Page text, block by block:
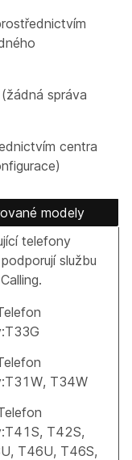
správa
centra
modely
telefony
službu
T34W
T42S,
T46U, T46S,